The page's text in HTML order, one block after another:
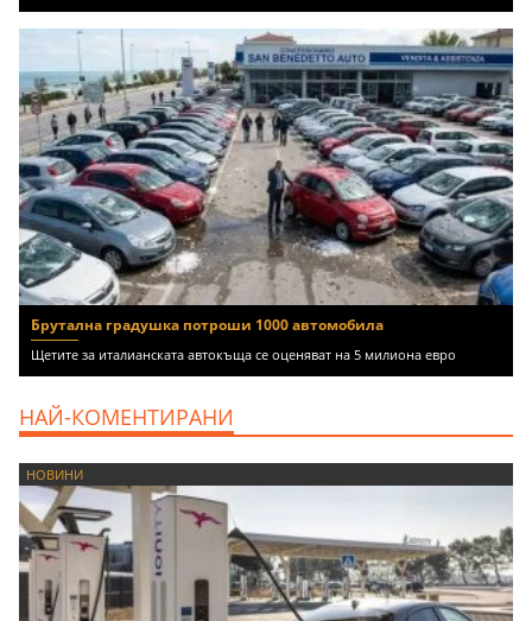
Брутална градушка потроши 1000 автомобила
Щетите за италианската автокъща се оценяват на 5 милиона евро
НАЙ-КОМЕНТИРАНИ
НОВИНИ